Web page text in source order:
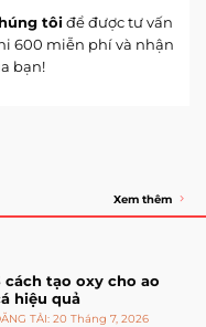
tôiđể được tư vấn
600 miễn phí và nhận
bạn!
Xem thêm
cách tạo oxy cho ao
hiệu quả
20 Tháng 7, 2026